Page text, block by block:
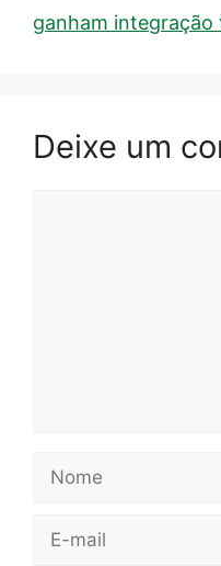
ganham integração
Deixe um
Nome
E-